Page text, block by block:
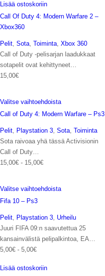
Lisää ostoskoriin
Call Of Duty 4: Modern Warfare 2 –
Xbox360
Pelit, Sota, Toiminta, Xbox 360
Call of Duty -pelisarjan laadukkaat
sotapelit ovat kehittyneet…
15,00€
Valitse vaihtoehdoista
Call of Duty 4: Modern Warfare – Ps3
Pelit, Playstation 3, Sota, Toiminta
Sota raivoaa yhä tässä Activisionin
Call of Duty…
15,00€ - 15,00€
Valitse vaihtoehdoista
Fifa 10 – Ps3
Pelit, Playstation 3, Urheilu
Juuri FIFA 09:n saavutettua 25
kansainvälistä pelipalkintoa, EA…
5,00€ - 5,00€
Lisää ostoskoriin